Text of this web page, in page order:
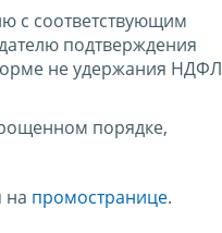
с соответствующим
подтверждения
не удержания НДФЛ
порядке,
на промостранице.